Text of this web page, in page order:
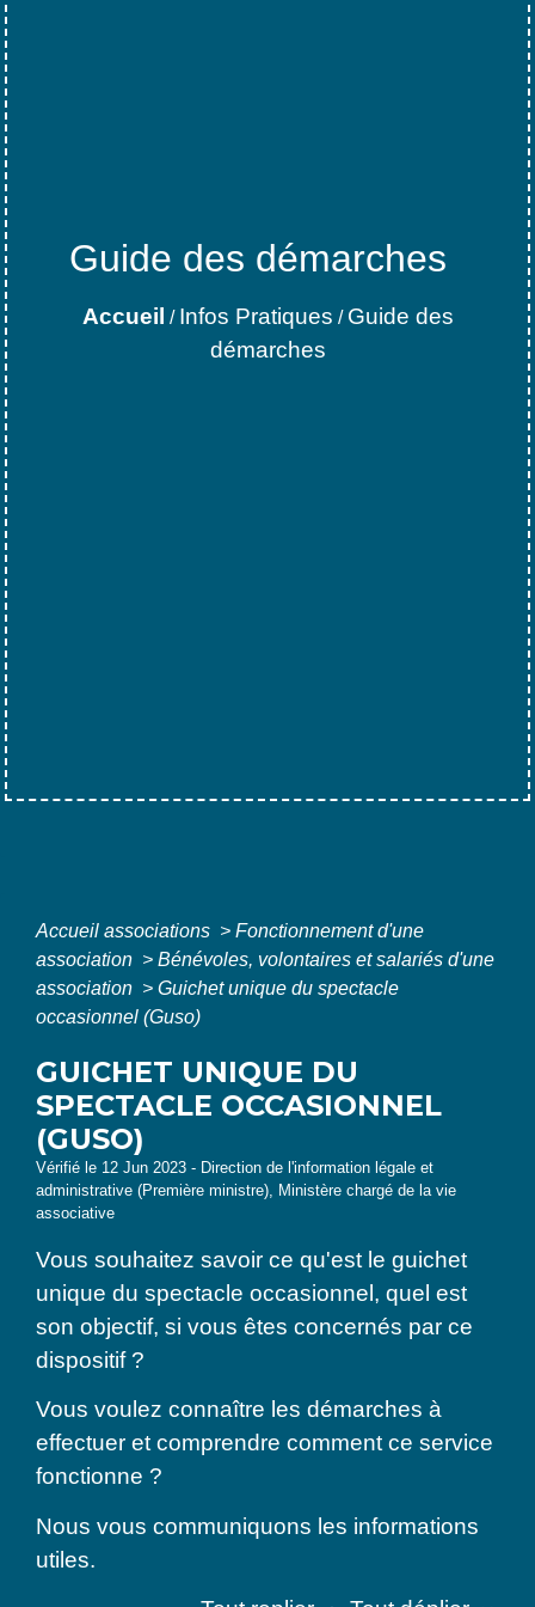
Guide des démarches
Accueil / Infos Pratiques / Guide des
démarches
Accueil associations > Fonctionnement d'une
association > Bénévoles, volontaires et salariés d'une
association > Guichet unique du spectacle
occasionnel (Guso)
GUICHET UNIQUE DU
SPECTACLE OCCASIONNEL
(GUSO)
Vérifié le 12 Jun 2023 - Direction de l'information légale et
administrative (Première ministre), Ministère chargé de la vie
associative
Vous souhaitez savoir ce qu'est le guichet
unique du spectacle occasionnel, quel est
son objectif, si vous êtes concernés par ce
dispositif ?
Vous voulez connaître les démarches à
effectuer et comprendre comment ce service
fonctionne ?
Nous vous communiquons les informations
utiles.